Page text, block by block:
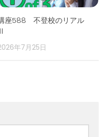
座588 不登校のリアル
Ⅱ
年7月25日